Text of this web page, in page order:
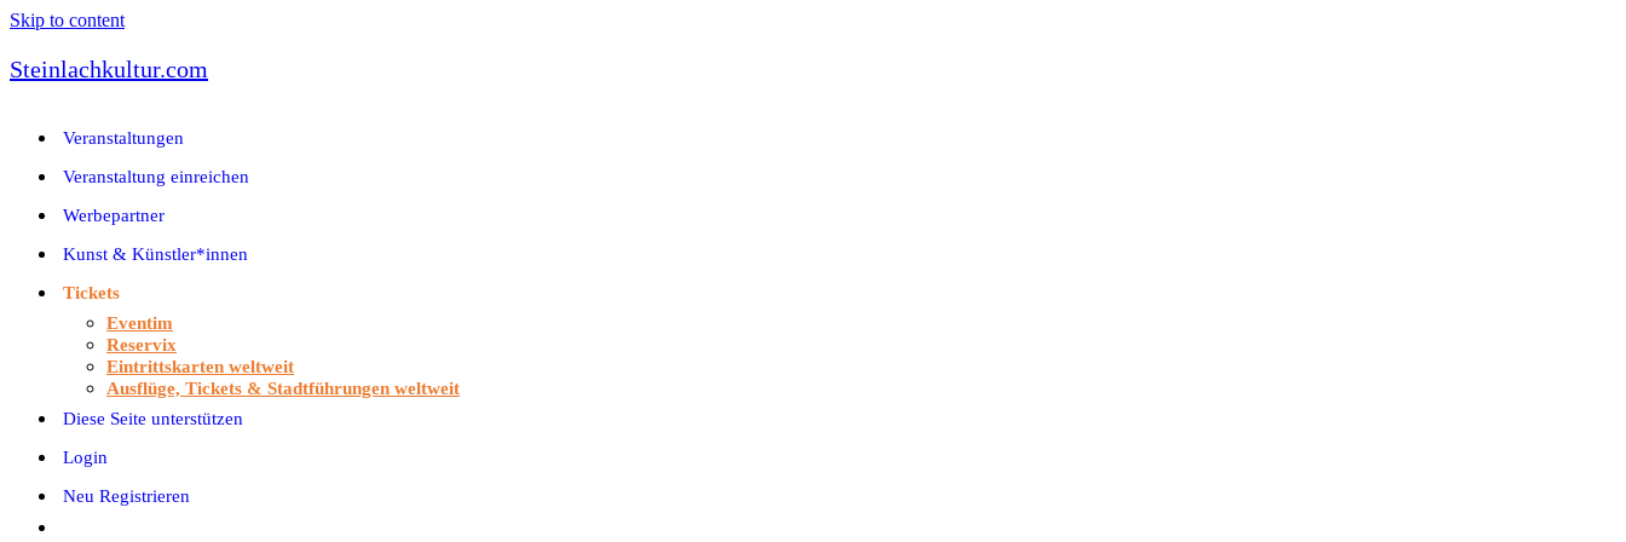
Skip to content
Steinlachkultur.com
Veranstaltungen
Veranstaltung einreichen
Werbepartner
Kunst & Künstler*innen
Tickets
Eventim
Reservix
Eintrittskarten weltweit
Ausflüge, Tickets & Stadtführungen weltweit
Diese Seite unterstützen
Login
Neu Registrieren